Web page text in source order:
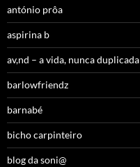
antónio prôa
aspirina b
av,nd – a vida, nunca duplicada
barlowfriendz
barnabé
bicho carpinteiro
blog da soni@